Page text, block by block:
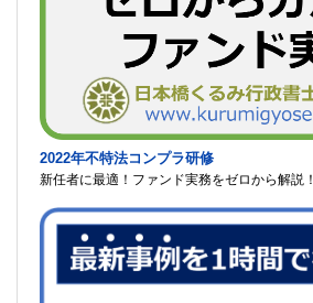
2022年不特法コンプラ研修
新任者に最適！ファンド実務をゼロから解説！